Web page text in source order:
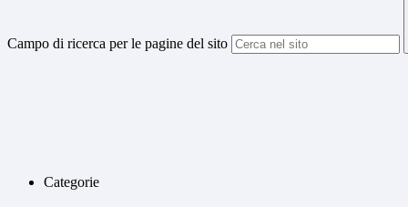
Campo di ricerca per le pagine del sito
Categorie